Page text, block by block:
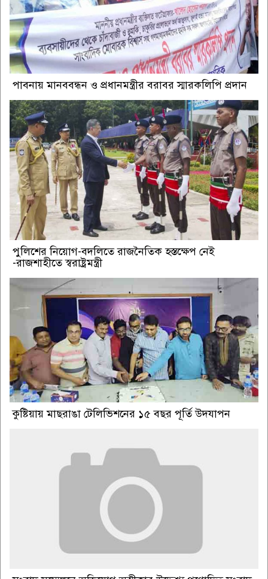
পাবনায় মানববন্ধন ও প্রধানমন্ত্রীর বরাবর স্মারকলিপি প্রদান
পুলিশের নিয়োগ-বদলিতে রাজনৈতিক হস্তক্ষেপ নেই
-রাজশাহীতে স্বরাষ্ট্রমন্ত্রী
কুষ্টিয়ায় মাছরাঙা টেলিভিশনের ১৫ বছর পূর্তি উদযাপন